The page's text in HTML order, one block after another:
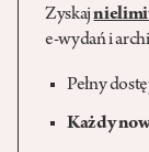
Zyskaj
e-wydań i
Pełny
Każdy